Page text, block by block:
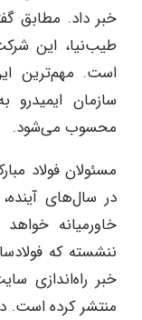
خبر داد. مطابق
طیب‌نیا، این
است. مهم‌ترین این
سازمان ایمیدرو
محسوب می‌شود.
مسئولان فولاد
در سال‌های
خاورمیانه
ننشسته که
خبر راه‌اندازی
منتشر کرده است.